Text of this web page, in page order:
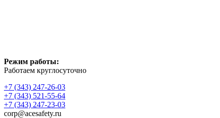
Режим работы:
Работаем круглосуточно
+7 (343) 247-26-03
+7 (343) 521-55-64
+7 (343) 247-23-03
corp@acesafety.ru